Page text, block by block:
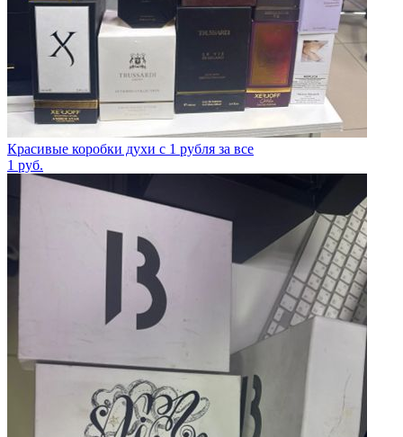
Красивые коробки духи с 1 рубля за все
1 руб.